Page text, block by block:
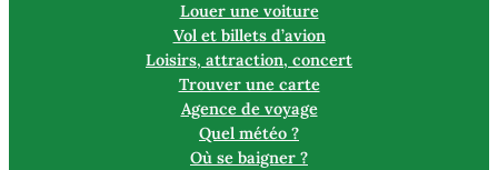
Louer une voiture
Vol et billets d’avion
Loisirs, attraction, concert
Trouver une carte
Agence de voyage
Quel météo ?
Où se baigner ?